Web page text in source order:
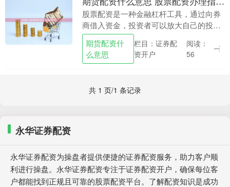
股票配资是一种金融杠杆工具，通过向券
商借入资金，投资者可以放大自己的投资
规模，从而获得更高的收益。办理股票配
资需要遵循以下步骤： 1. 雪盈证券：雪盈
证券是国内....
期货配资什
么意思
栏目：证券配
资开户
阅读：
56
共 1 页/1 条记录
永华证券配资
永华证券配资为操盘者提供便捷的证券配资服务，助力客户顺
利进行操盘。永华证券配资专注于证券配资开户，确保每位客
户都能找到正规且可靠的股票配资平台。了解配资知识是成功